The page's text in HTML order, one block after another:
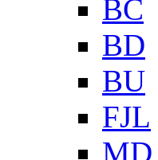
BC
BD
BU
FJL
MD